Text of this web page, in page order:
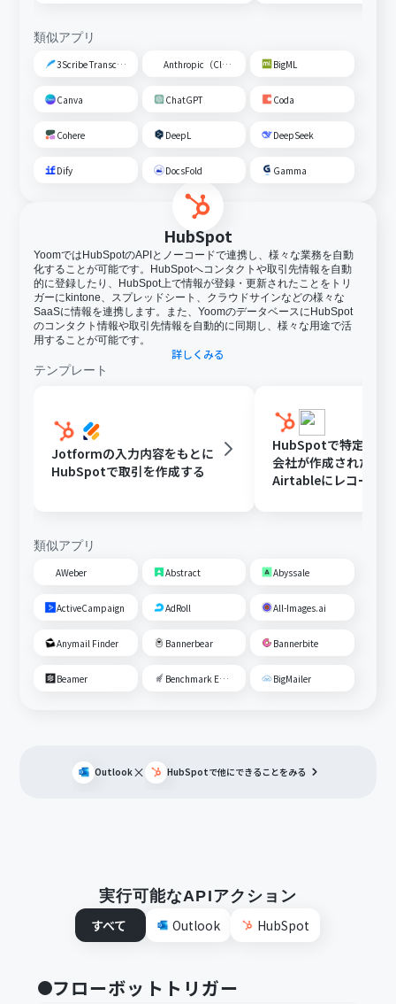
類似アプリ
3Scribe Transcription Anthropic（Claude） BigML
Canva ChatGPT Coda
Cohere DeepL DeepSeek
Dify DocsFold Gamma
HubSpot
YoomではHubSpotのAPIとノーコードで連携し、様々な業務を自動
化することが可能です。HubSpotへコンタクトや取引先情報を自動
的に登録したり、HubSpot上で情報が登録・更新されたことをトリ
ガーにkintone、スプレッドシート、クラウドサインなどの様々な
SaaSに情報を連携します。また、YoomのデータベースにHubSpot
のコンタクト情報や取引先情報を自動的に同期し、様々な用途で活
用することが可能です。
詳しくみる
テンプレート
Jotformの入力内容をもとに
HubSpotで取引を作成する
HubSpotで特定条件
会社が作成されたら、
Airtableにレコード
類似アプリ
AWeber Abstract Abyssale
ActiveCampaign AdRoll All-Images.ai
Anymail Finder Bannerbear Bannerbite
Beamer Benchmark Email BigMailer
Outlook× HubSpotで他にできることをみる
実行可能なAPIアクション
すべて
Outlook HubSpot
フローボットトリガー